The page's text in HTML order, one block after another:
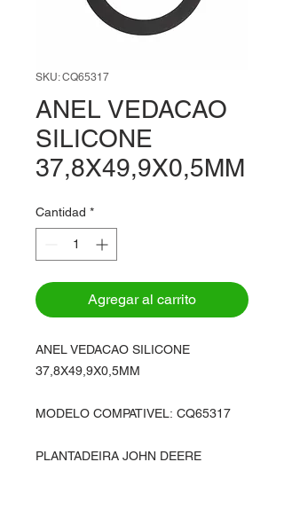
SKU: CQ65317
ANEL VEDACAO
SILICONE
37,8X49,9X0,5MM
Cantidad *
Agregar al carrito
ANEL VEDACAO SILICONE
37,8X49,9X0,5MM
MODELO COMPATIVEL: CQ65317
PLANTADEIRA JOHN DEERE